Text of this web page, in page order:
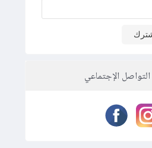
الإجتماعي